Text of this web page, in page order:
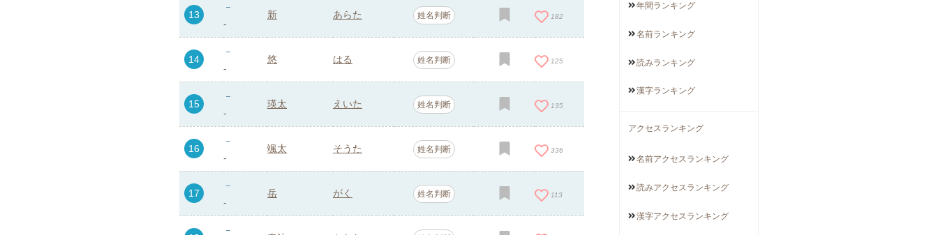
13
-
新 あらた 姓名判断 182
14
-
悠 はる 姓名判断 125
15
-
瑛太 えいた 姓名判断 135
16
-
颯太 そうた 姓名判断 336
17
-
岳 がく 姓名判断 113
年間 ランキング
名前ランキング
読みランキング
漢字ランキング
アクセスランキング
名前アクセスランキング
読みアクセスランキング
漢字アクセス ランキング